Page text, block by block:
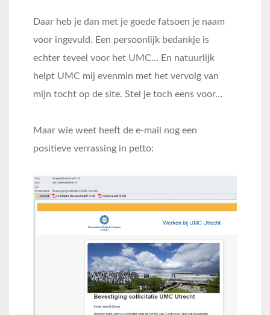
Daar heb je dan met je goede fatsoen je naam
voor ingevuld. Een persoonlijk bedankje is
echter teveel voor het UMC… En natuurlijk
helpt UMC mij evenmin met het vervolg van
mijn tocht op de site. Stel je toch eens voor…
Maar wie weet heeft de e-mail nog een
positieve verrassing in petto: